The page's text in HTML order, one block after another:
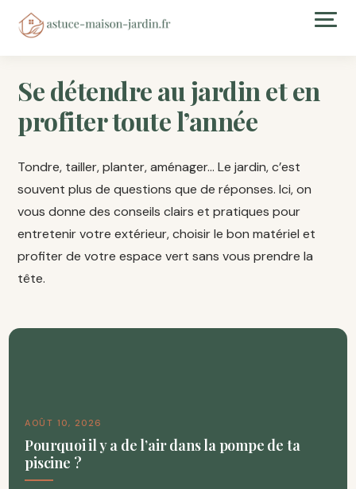
Se détendre au jardin et en
profiter toute l’année
Tondre, tailler, planter, aménager… Le jardin, c’est
souvent plus de questions que de réponses. Ici, on
vous donne des conseils clairs et pratiques pour
entretenir votre extérieur, choisir le bon matériel et
profiter de votre espace vert sans vous prendre la
tête.
AOÛT 10, 2026
Pourquoi il y a de l’air dans la pompe de ta
piscine ?